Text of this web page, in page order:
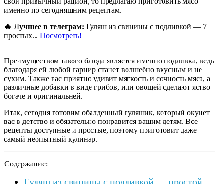
именно по сегодняшним рецептам.
🔥 Лучшее в телеграм: Гуляш из свинины с подливкой — 7
простых... Посмотреть!
Преимуществом такого блюда является именно подливка, ведь
благодаря ей любой гарнир станет волшебно вкусным и не
сухим. Также вас приятно удивит мягкость и сочность мяса, а
различные добавки в виде грибов, или овощей сделают яство
богаче и оригинальней.
Итак, сегодня готовим обалденный гуляшик, который окунет
вас в детство и обязательно понравится вашим детям. Все
рецепты доступные и простые, поэтому приготовит даже
самый неопытный кулинар.
Содержание:
Гуляш из свинины с подливкой — простой